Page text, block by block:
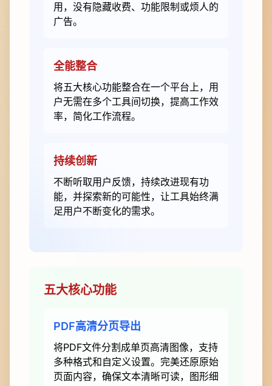
用，没有隐藏收费、功能限制或烦人的
广告。
全能整合
将五大核心功能整合在一个平台上，用
户无需在多个工具间切换，提高工作效
率，简化工作流程。
持续创新
不断听取用户反馈，持续改进现有功
能，并探索新的可能性，让工具始终满
足用户不断变化的需求。
五大核心功能
PDF高清分页导出
将PDF文件分割成单页高清图像，支持
多种格式和自定义设置。完美还原原始
页面内容，确保文本清晰可读，图形细